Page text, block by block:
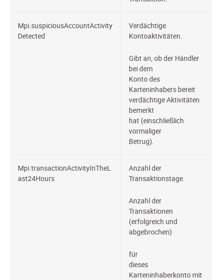
Mpi.suspiciousAccountActivity
Detected
Verdächtige
Kontoaktivitäten.
Gibt an, ob der Händler
bei dem
Konto des
Karteninhabers bereit
verdächtige Aktivitäten
bemerkt
hat (einschließlich
vormaliger
Betrug).
Mpi.transactionActivityInTheL
ast24Hours
Anzahl der
Transaktionstage.
Anzahl der
Transaktionen
(erfolgreich und
abgebrochen)
für
dieses
Karteninhaberkonto mit